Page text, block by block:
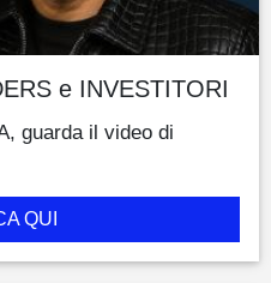
e INVESTITORI
guarda il video di
QUI